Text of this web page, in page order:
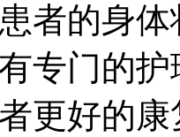
者的身
专门的
更好的康